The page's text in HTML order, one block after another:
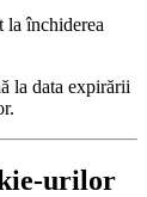
la închiderea
la data expirării
urilor